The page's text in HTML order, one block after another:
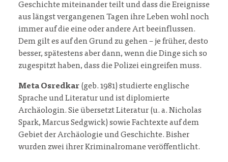
Geschichte miteinander teilt und dass die Ereignisse
aus längst vergangenen Tagen ihre Leben wohl noch
immer auf die eine oder andere Art beeinflussen.
Dem gilt es auf den Grund zu gehen – je früher, desto
besser, spätestens aber dann, wenn die Dinge sich so
zugespitzt haben, dass die Polizei eingreifen muss.
Meta Osredkar (geb. 1981) studierte englische
Sprache und Literatur und ist diplomierte
Archäologin. Sie übersetzt Literatur (u. a. Nicholas
Spark, Marcus Sedgwick) sowie Fachtexte auf dem
Gebiet der Archäologie und Geschichte. Bisher
wurden zwei ihrer Kriminalromane veröffentlicht.